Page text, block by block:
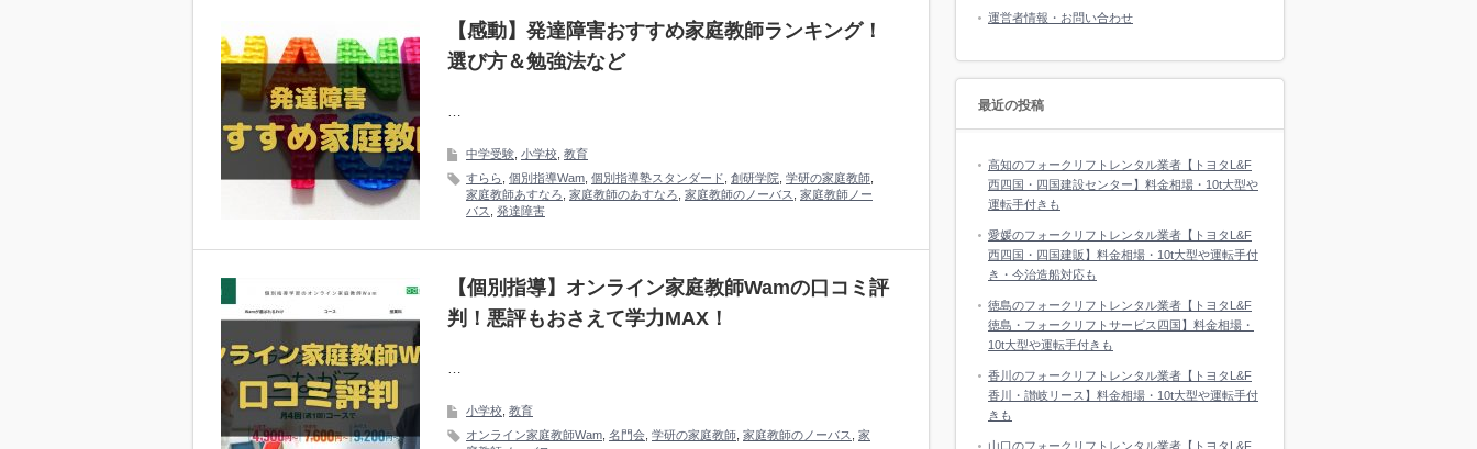
【感動】発達障害おすすめ家庭教師ランキング！
選び方＆勉強法など
…
中学受験 小学校 教育
すらら 個別指導Wam 個別指導塾スタンダード 創研学院 学研の家庭教師
家庭教師あすなろ 家庭教師のあすなろ 家庭教師のノーバス
家庭教師ノー
バス
発達障害
【個別指導】オンライン家庭教師Wamの口コミ評
判！悪評もおさえて学力MAX！
…
小学校 教育
オンライン家庭教師Wam 名門会 学研の家庭教師 家庭教師のノーバス
家
運営者情報・お問い合わせ
最近の投稿
高知のフォークリフトレンタル業者【トヨタL&F
西四国・四国建設センター】料金相場・10t大型や
運転手付きも
愛媛のフォークリフトレンタル業者【トヨタL&F
西四国・四国建販】料金相場・10t大型や運転手付
き・今治造船対応も
徳島のフォークリフトレンタル業者【トヨタL&F
徳島・フォークリフトサービス四国】料金相場・
10t大型や運転手付きも
香川のフォークリフトレンタル業者【トヨタL&F
香川・讃岐リース】料金相場・10t大型や運転手付
きも
山口のフォークリフトレンタル業者【トヨタL&F